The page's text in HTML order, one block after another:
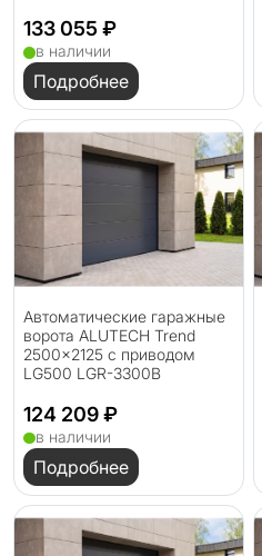
133 055 ₽
в наличии
Подробнее
Автоматические гаражные
ворота ALUTECH Trend
2500×2125 с приводом
LG500 LGR-3300B
124 209 ₽
в наличии
Подробнее